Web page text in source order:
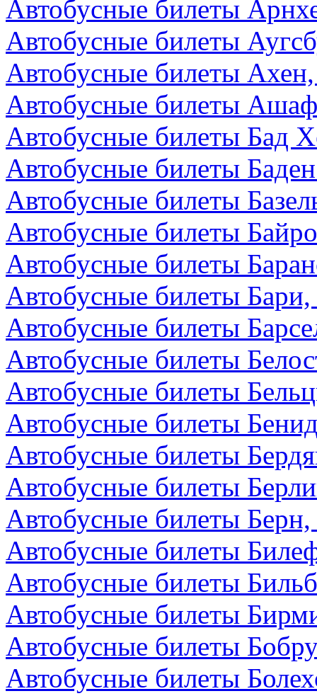
Автобусные билеты
Автобусные билеты
Автобусные билеты
Автобусные билеты
Автобусные билеты Бад
Автобусные билеты
Автобусные билеты
Автобусные билеты
Автобусные билеты
Автобусные билеты
Автобусные билеты
Автобусные билеты
Автобусные билеты
Автобусные билеты
Автобусные билеты
Автобусные билеты
Автобусные билеты
Автобусные билеты
Автобусные билеты
Автобусные билеты
Автобусные билеты
Автобусные билеты